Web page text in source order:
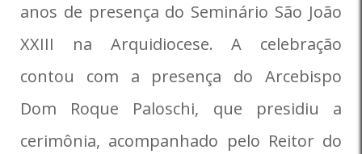
anos de presença do Seminário São João
XXIII na Arquidiocese. A celebração
contou com a presença do Arcebispo
Dom Roque Paloschi, que presidiu a
cerimônia, acompanhado pelo Reitor do